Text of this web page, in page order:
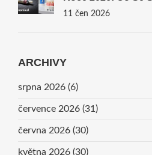
11 čen 2026
ARCHIVY
srpna 2026 (6)
července 2026 (31)
června 2026 (30)
května 2026 (30)